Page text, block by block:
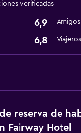
fumadores
verificadas
6,9 Amigos
6,8
reserva de
Fairway Hotel